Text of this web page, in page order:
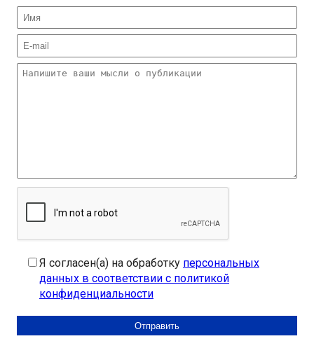
Я согласен(а) на обработку персональных
данных в соответствии с политикой
конфиденциальности